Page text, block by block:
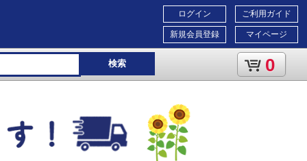
ご利用ガイド
マイページ
ログイン
新規会員登録
検索 0